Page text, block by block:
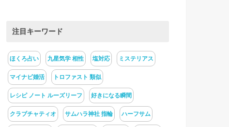
注目キーワード
ほくろ占い 九星気学 相性 塩対応 ミステリアス
マイナビ婚活 トロファスト 類似
レシピ ノート ルーズリーフ 好きになる瞬間
クラブチャティオ サムハラ神社 指輪 ハーフサム